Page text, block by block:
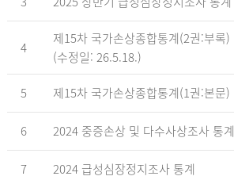
4
제15차 국가손상종합통계(2권:부록)
(수정일: 26.5.18.)
5 제15차 국가손상종합통계(1권:본문)
6 2024 중증손상 및 다수사상조사 통계
7 2024 급성심장정지조사 통계